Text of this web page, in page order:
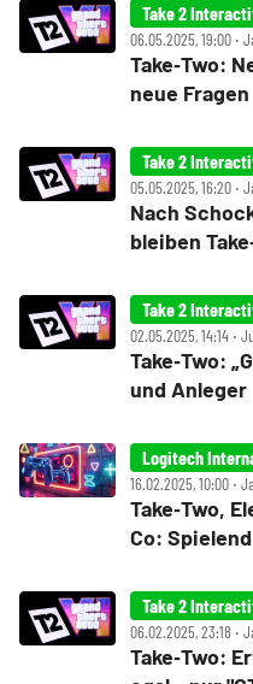
Take 2
06.05.2025, 19:00 ‧
Take‑Two:
neue Fragen
Take 2
05.05.2025, 16:20 ‧
Nach
bleiben
Take 2
02.05.2025, 14:14 ‧
Take‑Two:
und Anleger
16.02.2025, 10:00 ‧
Take‑Two,
Co:
Take 2
06.02.2025, 23:18 ‧
Take‑Two: